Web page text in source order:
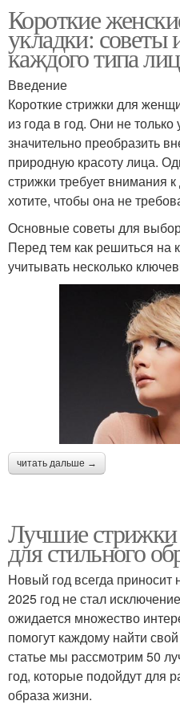
Короткие
укладки: советы
каждого типа
Введение
Короткие стрижки для
из года в год. Они не
значительно преобразить
природную красоту лица.
стрижки требует внимания
хотите, чтобы она не
Основные советы для
Перед тем как решиться на
учитывать несколько
читать дальше →
Лучшие стрижки
для стильного
Новый год всегда
2025 год не стал
ожидается множество
помогут каждому найти
статье мы рассмотрим 50
год, которые подойдут для
образа жизни.